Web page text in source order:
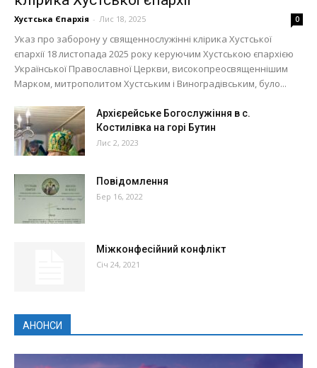
Хустська Єпархія - Лис 18, 2025 0
Указ про заборону у священнослужінні клірика Хустської
єпархії 18 листопада 2025 року керуючим Хустською єпархією
Української Православної Церкви, високопреосвященнішим
Марком, митрополитом Хустським і Виноградівським, було...
Архієрейське Богослужіння в с.
Костилівка на горі Бутин
Лис 2, 2023
Повідомлення
Бер 16, 2022
Міжконфесійний конфлікт
Січ 24, 2021
АНОНСИ